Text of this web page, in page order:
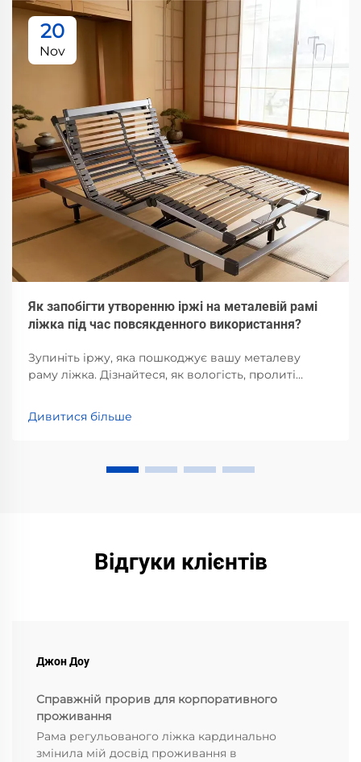
20
Nov
Як запобігти утворенню іржі на металевій рамі
ліжка під час повсякденного використання?
Зупиніть іржу, яка пошкоджує вашу металеву
раму ліжка. Дізнайтеся, як вологість, пролиті
корозію — і які перевірені заходи допоможуть
цьому запобігти. Захистіть свої вкладення вже
Дивитися більше
Відгуки клієнтів
Джон Доу
Справжній прорив для корпоративного
проживання
Рама регульованого ліжка кардинально
змінила мій досвід проживання в